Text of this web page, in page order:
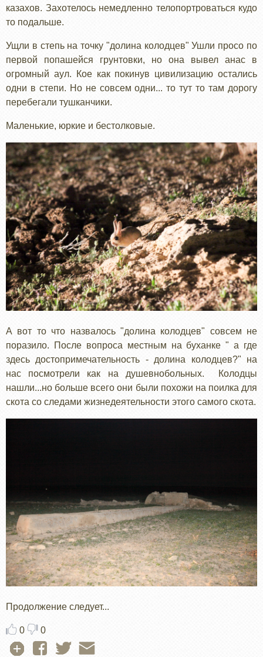
казахов. Захотелось немедленно телопортроваться кудо
то подальше.
Ущли в степь на точку "долина колодцев" Ушли просо по
первой попашейся грунтовки, но она вывел анас в
огромный аул. Кое как покинув цивилизацию остались
одни в степи. Но не совсем одни... то тут то там дорогу
перебегали тушканчики.
Маленькие, юркие и бестолковые.
А вот то что назвалось "долина колодцев" совсем не
поразило. После вопроса местным на буханке " а где
здесь достопримечательность - долина колодцев?" на
нас посмотрели как на душевнобольных. Колодцы
нашли...но больше всего они были похожи на поилка для
скота со следами жизнедеятельности этого самого скота.
Продолжение следует...
0 0